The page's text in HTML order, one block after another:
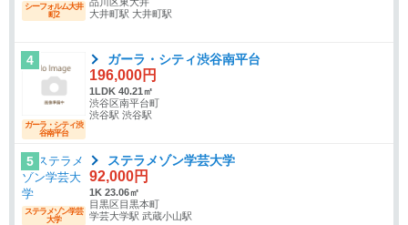
シーフォルム大井
町2
大井町駅 大井町駅
4
ガーラ・シティ渋
谷南平台
ガーラ・シティ渋谷南平台
196,000円
1LDK 40.21㎡
渋谷区南平台町
渋谷駅 渋谷駅
5
ステラメゾン学芸
大学
ステラメゾン学芸大学
92,000円
1K 23.06㎡
目黒区目黒本町
学芸大学駅 武蔵小山駅